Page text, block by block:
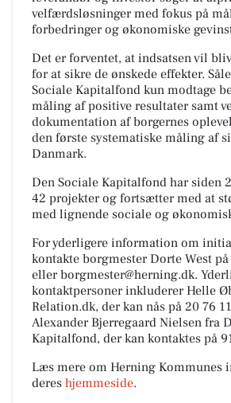
velfærdsløsninger med fokus på
forbedringer og økonomiske
Det er forventet, at indsatsen vil
for at sikre de ønskede effekter.
Sociale Kapitalfond kun modtage
måling af positive resultater samt
dokumentation af borgernes
den første systematiske måling af
Danmark.
Den Sociale Kapitalfond har siden
42 projekter og fortsætter med at
med lignende sociale og
For yderligere information om
kontakte borgmester Dorte West
eller borgmester@herning.dk.
kontaktpersoner inkluderer Helle
Relation.dk, der kan nås på 20 76
Alexander Bjerregaard Nielsen fra
Kapitalfond, der kan kontaktes på
Læs mere om Herning Kommunes
deres hjemmeside.